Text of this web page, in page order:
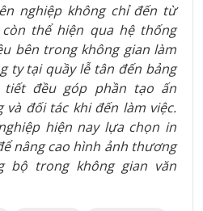
nghiệp không chỉ đến từ
thể hiện qua hệ thống
bên trong không gian làm
ty tại quầy lễ tân đến bảng
đều góp phần tạo ấn
và đối tác khi đến làm việc.
hiện nay lựa chọn in
nâng cao hình ảnh thương
bộ trong không gian văn